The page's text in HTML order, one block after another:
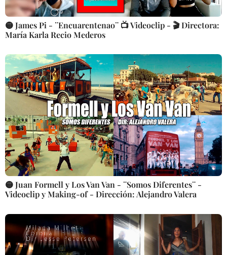
🟡 James Pi - ¨Encuarentenao¨ 📺 Videoclip - 🎬 Directora:
María Karla Recio Mederos
🟡 Juan Formell y Los Van Van - ¨Somos Diferentes¨ -
Videoclip y Making-of - Dirección: Alejandro Valera